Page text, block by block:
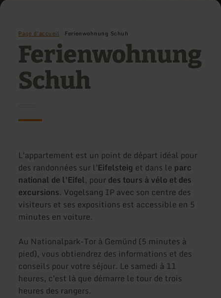
Page d'accueil Ferienwohnung Schuh
Ferienwohnung
Schuh
L'appartement est un point de départ idéal pour
des randonnées sur l'Eifelsteig et dans le parc
national de l'Eifel, pourdes tours à vélo et des
excursions. Vogelsang IP avec son centre des
visiteurs et ses expositions est accessible en 5
minutes en voiture.
Au Nationalpark-Tor à Gemünd (5 minutes à
pied), vous obtiendrez des informations et des
conseils pour votre séjour. Le samedi à 11
heures, c'est là que démarre le tour de trois
heures des rangers.